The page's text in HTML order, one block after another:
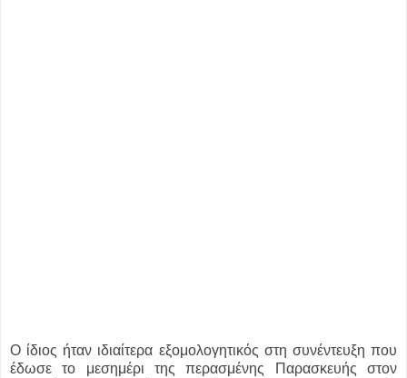
Ο ίδιος ήταν ιδιαίτερα εξομολογητικός στη συνέντευξη που
έδωσε το μεσημέρι της περασμένης Παρασκευής στον